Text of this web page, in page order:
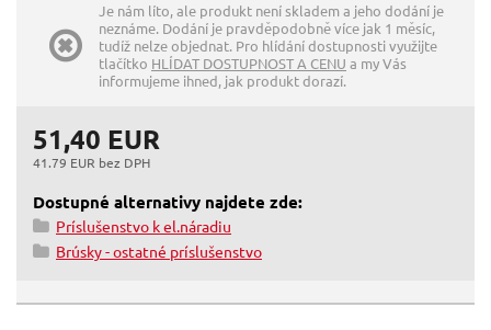
Je nám líto, ale produkt není skladem a jeho dodání je
neznáme. Dodání je pravděpodobně více jak 1 měsíc,
tudíž nelze objednat. Pro hlídání dostupnosti využijte
tlačítko HLÍDAT DOSTUPNOST A CENU a my Vás
informujeme ihned, jak produkt dorazí.
51,40 EUR
41.79 EUR bez DPH
Dostupné alternativy najdete zde:
Príslušenstvo k el.náradiu
Brúsky - ostatné príslušenstvo